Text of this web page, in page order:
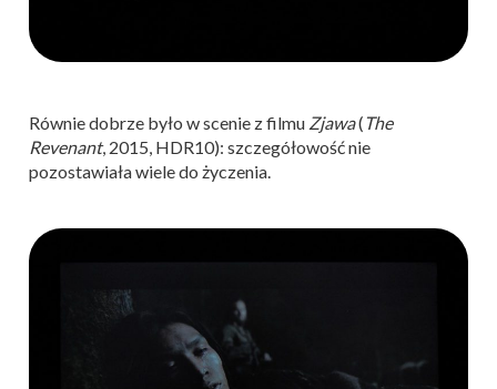
Równie dobrze było w scenie z filmu Zjawa( The
Revenant, 2015, HDR10): szczegółowość nie
pozostawiała wiele do życzenia.